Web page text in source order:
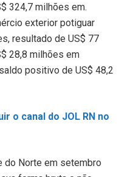
324,7 milhões em.
exterior potiguar
resultado de US$ 77
28,8 milhões em
positivo de US$ 48,2
o canal do JOL RN no
do Norte em setembro